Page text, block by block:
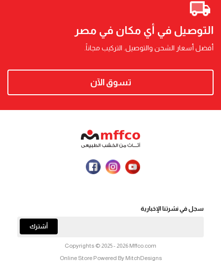
التوصيل في أي مكان في مصر
أفضل أسعار الشحن والتوصيل. التركيب مجاناً.
تسوق الآن
سجل في نشرتنا الإخبارية
أشترك
Copyrights © 2025 - 2026 Mffco.com
Online Store Powered By MitchDesigns